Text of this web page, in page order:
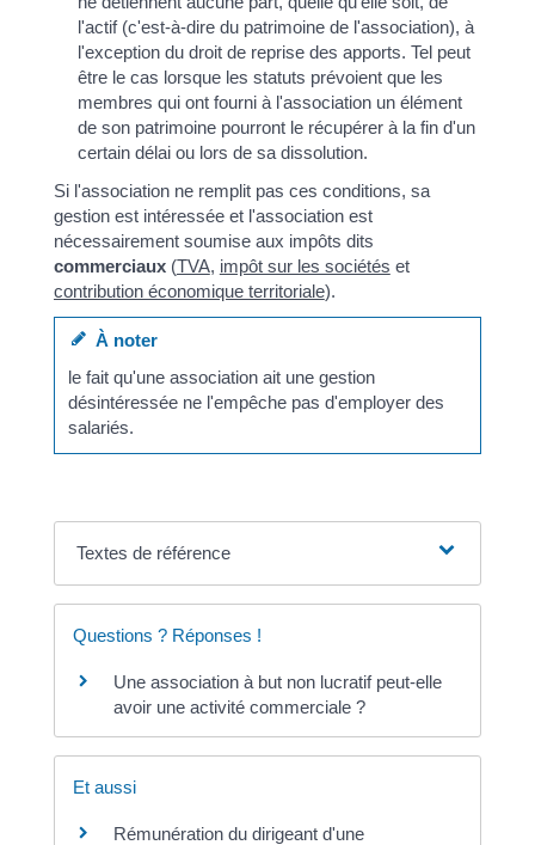
l'actif (c'est-à-dire du patrimoine de l'association), à
l'exception du droit de reprise des apports. Tel peut
être le cas lorsque les statuts prévoient que les
membres qui ont fourni à l'association un élément
de son patrimoine pourront le récupérer à la fin d'un
certain délai ou lors de sa dissolution.
Si l'association ne remplit pas ces conditions, sa
gestion est intéressée et l'association est
nécessairement soumise aux impôts dits
commerciaux(TVA, impôt sur les sociétés et
contribution économique territoriale).
À noter
le fait qu'une association ait une gestion
désintéressée ne l'empêche pas d'employer des
salariés.
Textes de référence
Questions ? Réponses !
Une association à but non lucratif peut-elle
avoir une activité commerciale ?
Et aussi
Rémunération du dirigeant d'une